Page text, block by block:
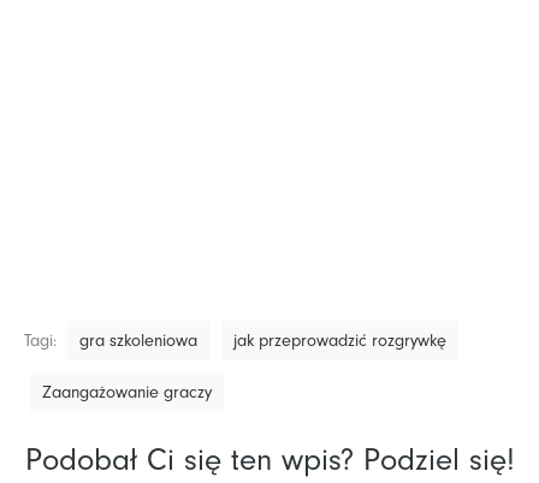
Tagi: gra szkoleniowa jak przeprowadzić rozgrywkę
Zaangażowanie graczy
Podobał Ci się ten wpis? Podziel się!